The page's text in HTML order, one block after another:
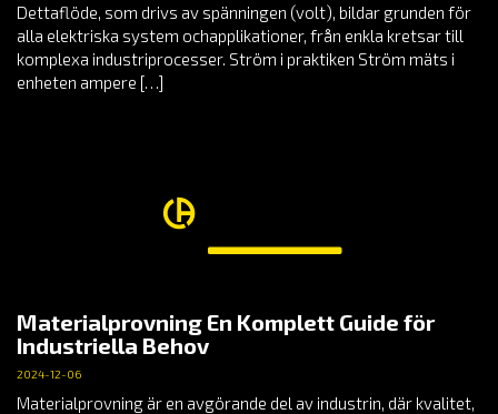
Dettaflöde, som drivs av spänningen (volt), bildar grunden för
alla elektriska system ochapplikationer, från enkla kretsar till
komplexa industriprocesser. Ström i praktiken Ström mäts i
enheten ampere […]
Materialprovning En Komplett Guide för
Industriella Behov
2024-12-06
Materialprovning är en avgörande del av industrin, där kvalitet,